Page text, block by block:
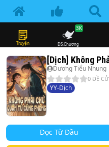
Truyện DS.Chương
3K
[Dịch] Không
Dương Tiểu Nhung
0 ĐỀ CỬ
YY-Dịch
Đọc Từ Đầu